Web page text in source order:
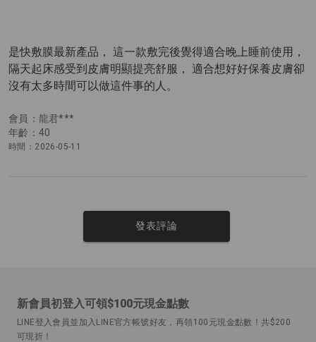
會員：龍君***
年齡：40
時間：2026-05-11
是快敷膜最新產品， 這一款敷完後覺得適合晚上睡前使用，
隔天起床感受到皮膚明顯提亮舒服， 適合想好好保養皮膚卻
沒有太多時間可以做這件事的人。
發表評論
新會員初登入可領$100元現金點數
LINE登入會員並加入LINE官方帳號好友，再領100元現金點數！共$200
可現折！